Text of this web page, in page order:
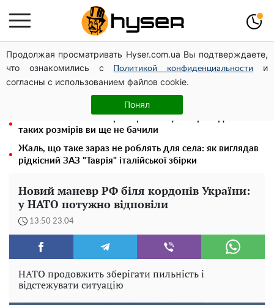
Продолжая просматривать Hyser.com.ua Вы подтверждаете,
что ознакомились с
Политикой конфиденциальности
и
согласны с использованием файлов cookie.
Понял
Місяць без світла, лютий холод та комунальні платежі
на тисячі гривень: народ "ламають" у відключення
Олена Тополя злив відео – це далеко не все: фронтмен
"Антитіла" Тарас Тополя став наступним
таких розмірів ви ще не бачили
Жаль, що таке зараз не роблять для села: як виглядав
рідкісний ЗАЗ "Таврія" італійської збірки
Новий маневр РФ біля кордонів України:
у НАТО потужно відповіли
13:50 23.04
НАТО продовжить зберігати пильність і
відстежувати ситуацію